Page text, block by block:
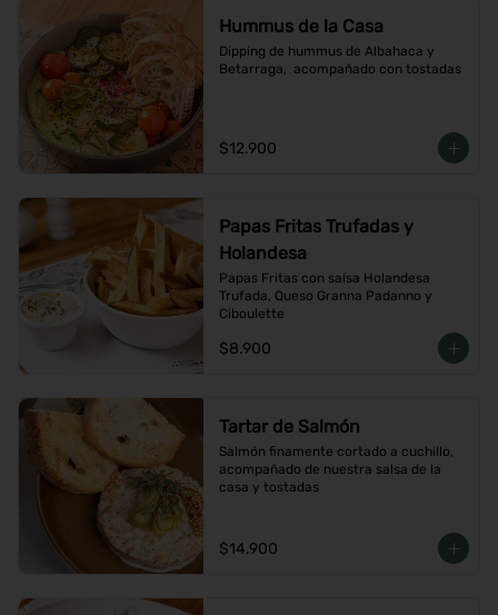
Hummus de la Casa
Dipping de hummus de Albahaca y
Betarraga,  acompañado con tostadas
$12.900
Papas Fritas Trufadas y
Holandesa
Papas Fritas con salsa Holandesa
Trufada, Queso Granna Padanno y
Ciboulette
$8.900
Tartar de Salmón
Salmón finamente cortado a cuchillo,
acompañado de nuestra salsa de la
casa y tostadas
$14.900